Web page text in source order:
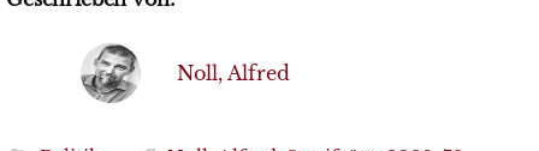
Noll, Alfred